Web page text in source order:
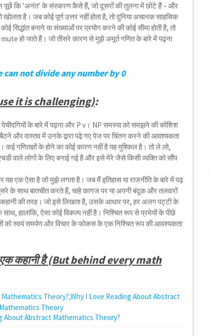
पूछें कि ’अनंत’ के संस्करण कैसे हैं, जो दूसरों की तुलना में छोटे हैं – और
है। जब कोई पूर्ण उत्तर नहीं होता है, तो दुनिया अचानक साहसिक
बनाने या संख्याओं पर प्रयोग करने की कोई सीमा होती है, तो
mute हो जाते हैं। जो तीसरे कारण से मुझे अमूर्त गणित के बारे में पढ़ना
can not divide any number by 0
it is challenging):
पेचीदगियों के बारे में पढ़ना और P v। NP समस्या को समझने की कोशिश
और वास्तव में उनके द्वारा पढ़े गए पेज पर चिंतन करने की आवश्यकता
कई गणितज्ञों के होने का कोई कारण नहीं है यह मुश्किल है। तो ले लो,
वाले लोगों के लिए बनाई गई है और इसे मेरे जैसे किसी व्यक्ति को सौंप
एक ऐसा है जो मुझे लगता है। जब मैं इतिहास या राजनीति के बारे में पढ़
के साथ बातचीत करते हैं, चाहे कागज पर या अपनी बंदूक और तलवारों
की तरह। जो इसे लिखता है, उसके आधार पर, हर अलग पट्टी के
हालांकि, ऐसा कोई विकल्प नहीं है। निश्चित रूप से प्रमेयों के पीछे
को स्वयं समर्पण और विचार के फोकस के एक निश्चित रूप की आवश्यकता
एक कहानी है (But behind every math
About Abstract Mathematics Theory?